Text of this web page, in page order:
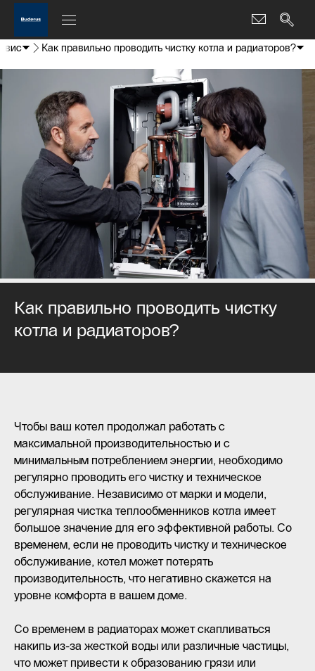
Как правильно проводить чистку котла и радиаторов?
Как правильно проводить чистку
котла и радиаторов?
Чтобы ваш котел продолжал работать с
максимальной производительностью и с
минимальным потреблением энергии, необходимо
регулярно проводить его чистку и техническое
обслуживание. Независимо от марки и модели,
регулярная чистка теплообменников котла имеет
большое значение для его эффективной работы. Со
временем, если не проводить чистку и техническое
обслуживание, котел может потерять
производительность, что негативно скажется на
уровне комфорта в вашем доме.
Со временем в радиаторах может скапливаться
накипь из-за жесткой воды или различные частицы,
что может привести к образованию грязи или